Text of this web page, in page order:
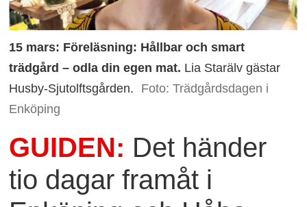
15 mars: Föreläsning: Hållbar och smart
trädgård – odla din egen mat. Lia Starälv gästar
Husby-Sjutolftsgården.
Foto: Trädgårdsdagen i
Enköping
GUIDEN: Det händer
tio dagar framåt i